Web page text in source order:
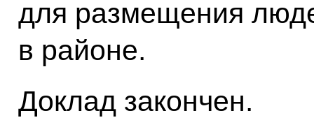
для размещения
в районе.
Доклад закончен.